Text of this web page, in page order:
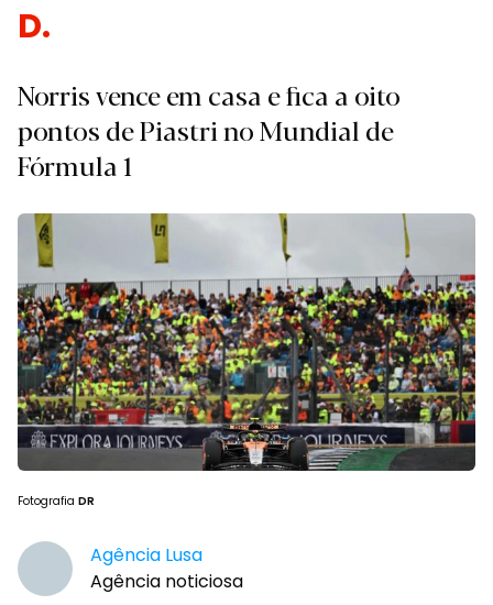
Despo
Norris vence em casa e fica a oito
pontos de Piastri no Mundial de
Fórmula 1
Fotografia DR
Agência Lusa
Agência noticiosa